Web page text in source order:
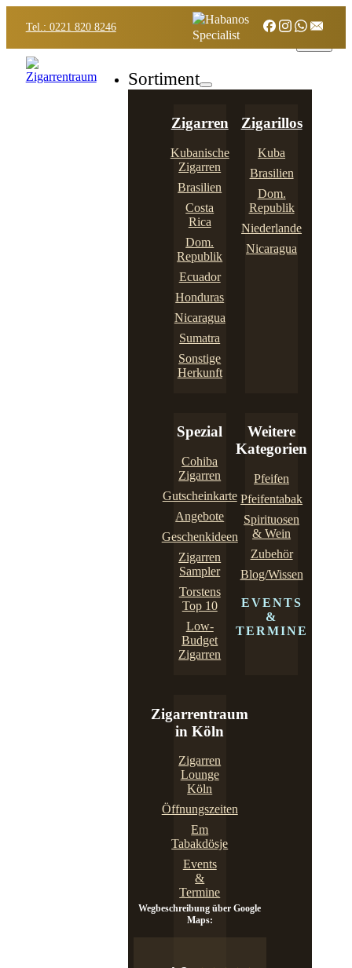
Tel.: 0221 820 8246
Sortiment
Zigarren
Kubanische
Zigarren
Brasilien
Costa
Rica
Dom.
Republik
Ecuador
Honduras
Nicaragua
Sumatra
Sonstige
Herkunft
Zigarillos
Kuba
Brasilien
Dom.
Republik
Niederlande
Nicaragua
Spezial
Cohiba
Zigarren
Gutscheinkarte
Angebote
Geschenkideen
Zigarren
Sampler
Torstens
Top 10
Low-
Budget
Zigarren
Weitere
Kategorien
Pfeifen
Pfeifentabak
Spirituosen
& Wein
Zubehör
Blog/Wissen
EVENTS
&
TERMINE
Zigarrentraum
in Köln
Zigarren
Lounge
Köln
Öffnungszeiten
Em
Tabakdösje
Events
&
Termine
Wegbeschreibung über Google
Maps: